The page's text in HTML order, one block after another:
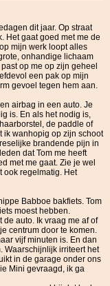
dit jaar. Op straat
Het gaat goed met me de
mijn werk loopt alles
onhandige lichaam
op me op zijn geheel
een pak op mijn
gevoel tegen hem aan.
airbag in een auto. Je
is. En als het nodig is,
de paddle of
ik wanhopig op zijn schoot
brandende pijn in
dat Tom me heeft
met me gaat. Zie je wel
ook regelmatig. Het
Babboe bakfiets. Tom
moest hebben.
auto. Ik vraag me af of
centrum door te komen.
vijf minuten is. En dan
Waarschijnlijk irriteert het
in de garage onder ons
Mini gevraagd, ik ga